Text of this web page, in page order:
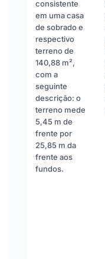
consistente
em uma casa
de sobrado e
respectivo
terreno de
140,88 m²,
com a
seguinte
descrição: o
terreno mede
5,45 m de
frente por
25,85 m da
frente aos
fundos.